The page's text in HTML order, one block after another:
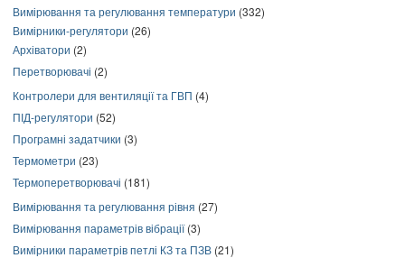
Вимірювання та регулювання температури (332)
Вимірники-регулятори (26)
Архіватори (2)
Перетворювачі (2)
Контролери для вентиляції та ГВП (4)
ПІД-регулятори (52)
Програмні задатчики (3)
Термометри (23)
Термоперетворювачі (181)
Вимірювання та регулювання рівня (27)
Вимірювання параметрів вібрації(3)
Вимірники параметрів петлі КЗ та ПЗВ (21)